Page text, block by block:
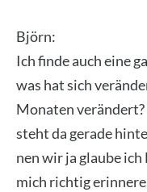
Björn:
Ich fin­de auch eine
was hat sich
Mona­ten
steht da gera­de
nen wir ja glau­be
mich rich­tig